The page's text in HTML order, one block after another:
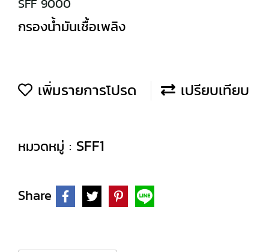
SFF 9000
กรองน้ำมันเชื้อเพลิง
เพิ่มรายการโปรด เปรียบเทียบ
หมวดหมู่ : SFF1
Share